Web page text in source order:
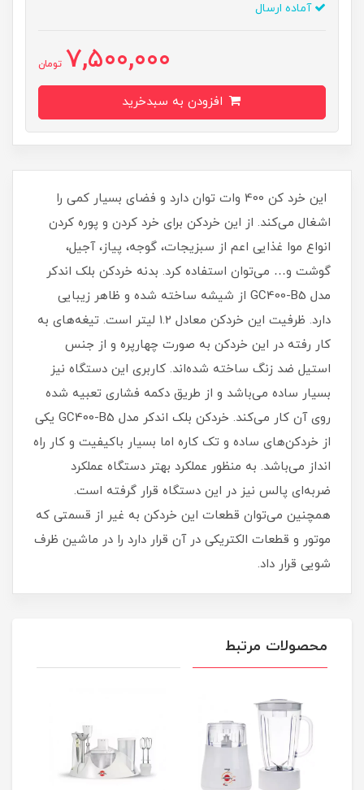
آماده ارسال
7,500,000 تومان
این خرد کن 400 وات توان دارد و فضای بسیار کمی را
اشغال می‌کند. از این خردکن برای خرد کردن و پوره کردن
انواع موا غذایی اعم از سبزیجات، گوجه، پیاز، آجیل،
گوشت و… می‌توان استفاده کرد. بدنه خردکن بلک اندکر
مدل GC400-B5 از شیشه ساخته شده و ظاهر زیبایی
دارد. ظرفیت این خردکن معادل 1.2 لیتر است. تیغه‌های به
کار رفته در این خردکن به صورت چهارپره و از جنس
استیل ضد زنگ ساخته شده‌اند. کاربری این دستگاه نیز
بسیار ساده می‌باشد و از طریق دکمه فشاری تعبیه شده
روی آن کار می‌کند. خردکن بلک اندکر مدل GC400-B5 یکی
از خردکن‌های ساده و تک کاره اما بسیار باکیفیت و کار راه
انداز می‌باشد. به منظور عملکرد بهتر دستگاه عملکرد
ضربه‌ای پالس نیز در این دستگاه قرار گرفته است.
همچنین می‌توان قطعات این خردکن به غیر از قسمتی که
موتور و قطعات الکتریکی در آن قرار دارد را در ماشین ظرف
شویی قرار داد.
محصولات مرتبط